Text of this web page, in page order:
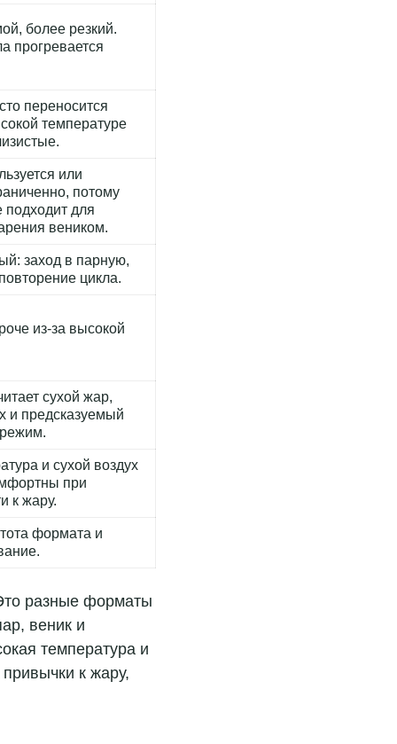
более резкий.
прогревается
переносится
температуре
или
потому
подходит для
веником.
заход в парную,
цикла.
из-за высокой
сухой жар,
и предсказуемый
и сухой воздух
при
к жару.
формата и
разные форматы
веник и
температура и
к жару,